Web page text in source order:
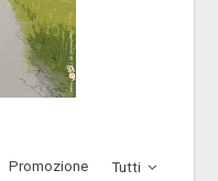
Tutti
­Promozione